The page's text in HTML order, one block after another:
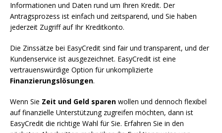
Informationen und Daten rund um Ihren Kredit. Der
Antragsprozess ist einfach und zeitsparend, und Sie haben
jederzeit Zugriff auf Ihr Kreditkonto.
Die Zinssätze bei EasyCredit sind fair und transparent, und der
Kundenservice ist ausgezeichnet. EasyCredit ist eine
vertrauenswürdige Option für unkomplizierte
Finanzierungslösungen.
Wenn Sie Zeit und Geld sparen wollen und dennoch flexibel
auf finanzielle Unterstützung zugreifen möchten, dann ist
EasyCredit die richtige Wahl für Sie. Erfahren Sie in den